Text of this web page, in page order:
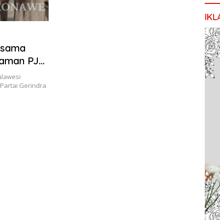
PJ
Gerindra